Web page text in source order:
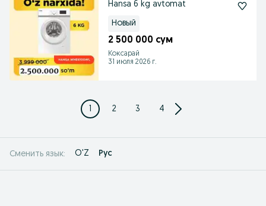
Hansa 6 kg avtomat
Новый
2 500 000 сум
Коксарай
31 июля 2026 г.
1 2 3 4
Сменить язык: O'Z Рус